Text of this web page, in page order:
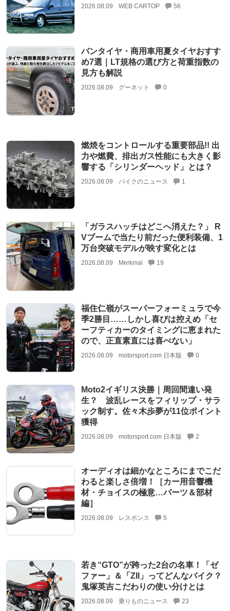
2026.08.09 WEB CARTOP 56
バンタイヤ・商用車用夏タイヤおすす
め7選｜LT規格の選び方と荷重指数の
見方も解説
2026.08.09 グーネット 0
燃焼をコントロールする重要部品!! 出
力や燃費、排出ガス性能にも大きく影
響する「シリンダーヘッド」とは？
2026.08.09 バイクのニュース 1
「ガラスハッチはどこへ消えた？」 R
Vブームで当たり前だった便利装備、1
万台突破モデルが映す変化とは
2026.08.09 Merkmal 19
福住仁嶺がスーパーフォーミュラで今
季2勝目……しかし喜びは控えめ「セ
ーフティカーのタイミングに恵まれた
ので、正直素直には喜べない」
2026.08.09 motorsport.com 日本版 0
Moto2イギリス決勝｜周回間違い発
生？ 波乱レースをフィリップ・サラ
ック制す。佐々木歩夢が11位ポイント
獲得
2026.08.09 motorsport.com 日本版 2
オーディオは細かなところにまでこだ
わると楽しさ倍増！［カー用音響機
材・チョイスの極意…パーツ＆部材
編］
2026.08.09 レスポンス 5
若き“GTO”が跨った2台の名車！「ゼ
ファー」＆「ZII」ってどんなバイク？
鬼塚英吉こだわりの使い分けとは
2026.08.09 乗りものニュース 23